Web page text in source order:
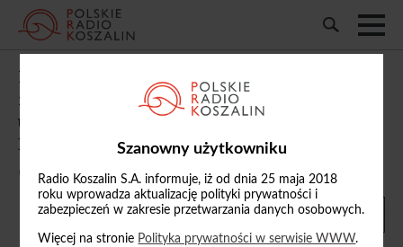
Szanowny użytkowniku
Radio Koszalin S.A. informuje, iż od dnia 25 maja 2018
roku wprowadza aktualizację polityki prywatności i
zabezpieczeń w zakresie przetwarzania danych osobowych.
Więcej na stronie Polityka prywatności w serwisie WWW.
Prezydent Kołobrzegu i prezesi spółek
miejskich podpisali porozumienie o
utworzeniu Kołobrzeskiego Klastra
Energii
08/05/2023, 18:08